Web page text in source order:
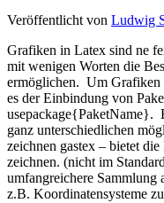
Veröffentlicht von Ludwig
Grafiken in Latex sind ne
mit wenigen Worten die
ermöglichen. Um Grafiken
es der Einbindung von
usepackage{PaketName}.
ganz unterschiedlichen
zeichnen gastex – bietet
zeichnen. (nicht im
umfangreichere Sammlung
z.B. Koordinatensysteme